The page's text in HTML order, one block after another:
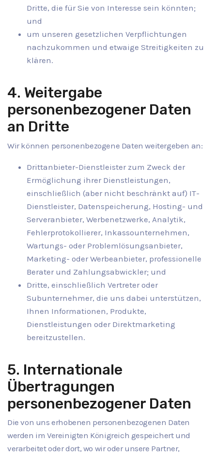
Dritte, die für Sie von Interesse sein könnten;
und
um unseren gesetzlichen Verpflichtungen
nachzukommen und etwaige Streitigkeiten zu
klären.
4. Weitergabe
personenbezogener Daten
an Dritte
Wir können personenbezogene Daten weitergeben an:
Drittanbieter-Dienstleister zum Zweck der
Ermöglichung ihrer Dienstleistungen,
einschließlich (aber nicht beschränkt auf) IT-
Dienstleister, Datenspeicherung, Hosting- und
Serveranbieter, Werbenetzwerke, Analytik,
Fehlerprotokollierer, Inkassounternehmen,
Wartungs- oder Problemlösungsanbieter,
Marketing- oder Werbeanbieter, professionelle
Berater und Zahlungsabwickler; und
Dritte, einschließlich Vertreter oder
Subunternehmer, die uns dabei unterstützen,
Ihnen Informationen, Produkte,
Dienstleistungen oder Direktmarketing
bereitzustellen.
5. Internationale
Übertragungen
personenbezogener Daten
Die von uns erhobenen personenbezogenen Daten
werden im Vereinigten Königreich gespeichert und
verarbeitet oder dort, wo wir oder unsere Partner,